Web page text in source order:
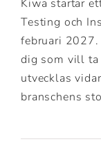
Kiwa startar
Testing och
februari
dig som vill ta
utvecklas
branschens